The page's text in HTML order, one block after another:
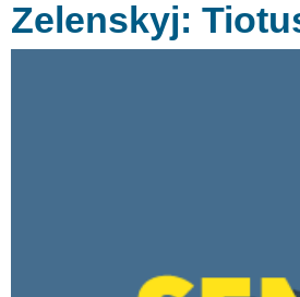
Zelenskyj: